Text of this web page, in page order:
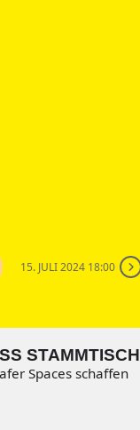
15. JULI 2024 18:00
STAMMTISCH
Spaces schaffen